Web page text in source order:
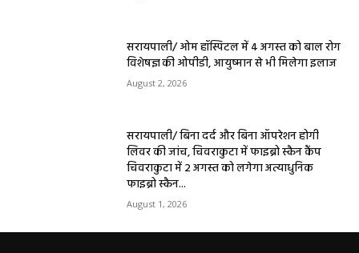
सरायपाली/ ओम हॉस्पिटल में 4 अगस्त को बाल रोग
विशेषज्ञ की ओपीडी, आयुष्मान से भी मिलेगा इलाज
August 2, 2026
सरायपाली/ बिना दर्द और बिना ऑपरेशन होगी
लिवर की जांच, चिवराकुटा में फाइब्रो स्कैन कैंप
चिवराकुटा में 2 अगस्त को लगेगा अत्याधुनिक
फाइब्रो स्कैन...
August 1, 2026